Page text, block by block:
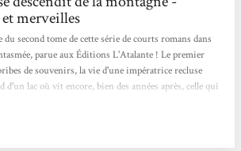
merveilles
second tome de cette série de courts romans dans
parue aux Éditions L'Atalante ! Le premier
de souvenirs, la vie d'une impératrice recluse
d'un lac où vit encore, bien des années après, celle qui
de l'autrice !! Deux formats sont disponibles, en